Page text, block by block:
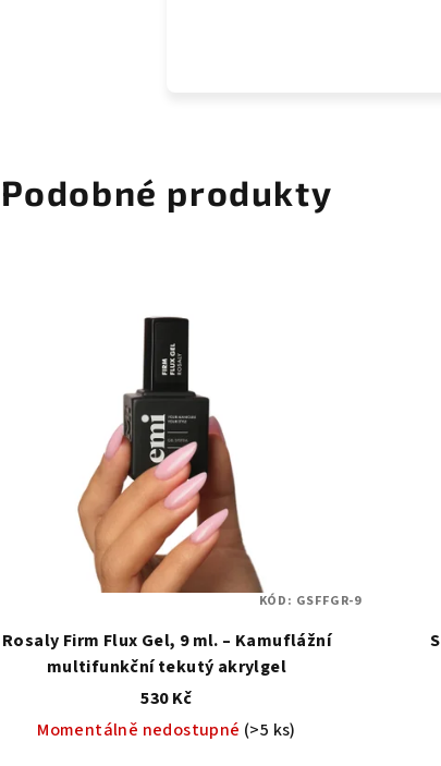
Podobné produkty
Rosaly Firm Flux Gel, 9 ml. – Kamuflážní
multifunkční tekutý akrylgel
530 Kč
Momentálně nedostupné (>5 ks)
KÓD: GSFFGR-9